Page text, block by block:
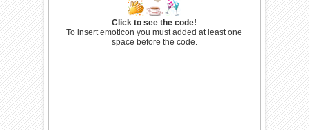
Click to see the code!
To insert emoticon you must added at least one
space before the code.